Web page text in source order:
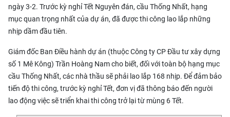
ngày 3-2. Trước kỳ nghỉ Tết Nguyên đán, cầu Thống Nhất, hạng
mục quan trọng nhất của dự án, đã được thi công lao lắp những
nhịp dầm đầu tiên.
Giám đốc Ban Điều hành dự án (thuộc Công ty CP Đầu tư xây dựng
số 1 Mê Kông) Trần Hoàng Nam cho biết, đối với toàn bộ hạng mục
cầu Thống Nhất, các nhà thầu sẽ phải lao lắp 168 nhịp. Để đảm bảo
tiến độ thi công, trước kỳ nghỉ Tết, đơn vị đã thông báo đến người
lao động việc sẽ triển khai thi công trở lại từ mùng 6 Tết.